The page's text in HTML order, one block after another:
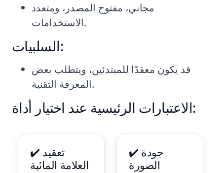
مجاني، مفتوح المصدر، ومتعدد
الاستخدامات.
السلبيات:
قد يكون معقدًا للمبتدئين، ويتطلب بعض
المعرفة التقنية.
الاعتبارات الرئيسية عند اختيار أداة:
✔️ تعقيد
العلامة المائية
✔️ جودة
الصورة